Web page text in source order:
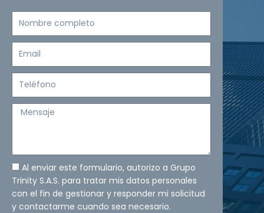
Mensaje
Al enviar este formulario, autorizo a Grupo
Trinity S.A.S. para tratar mis datos personales
con el fin de gestionar y responder mi solicitud
y contactarme cuando sea necesario.